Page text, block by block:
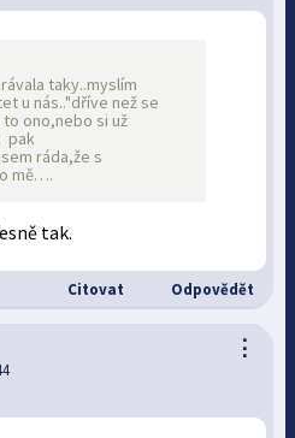
taky..myslím
u nás.."dříve než se
ono,nebo si už
pak
ráda,že s
mě….
tak.
Citovat Odpovědět
⋮